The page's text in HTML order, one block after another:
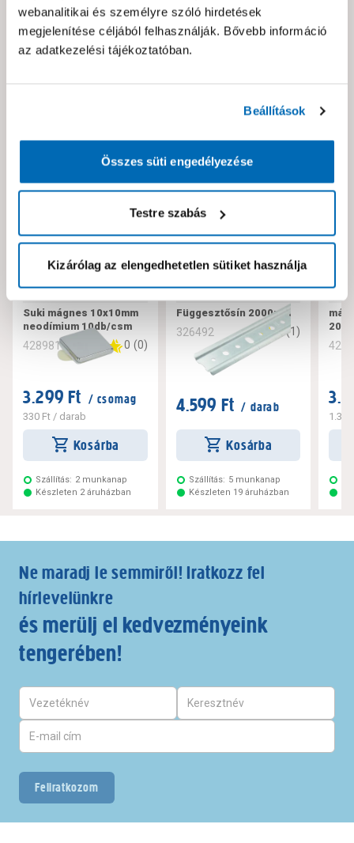
webanalitikai és személyre szóló hirdetések
megjelenítése céljából felhasználják. Bővebb információ
az adatkezelési tájékoztatóban.
Beállítások
Összes süti engedélyezése
Testre szabás
Kizárólag az elengedhetetlen sütiket használja
Hibát találtál az oldalon vagy a termék leírásában?
Kérjük jelezd nekünk!
Suki mágnes 10x10mm
neodímium 10db/csm
428981 0 (0)
3.299 Ft / csomag
330 Ft / darab
Kosárba
Szállítás: 2 munkanap
Készleten 2 áruházban
Függesztősín 2000mm
326492 5 (1 )
4.599 Ft / darab
Kosárba
Szállítás: 5 munkanap
Készleten 19 áruházban
Ne maradj le semmiről! Iratkozz fel
hírlevelünkre
és merülj el kedvezményeink
tengerében!
Feliratkozom